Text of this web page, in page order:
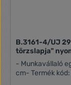
B.3161-4/UJ
törzslapja"
- Munkavállaló
cm- Termék